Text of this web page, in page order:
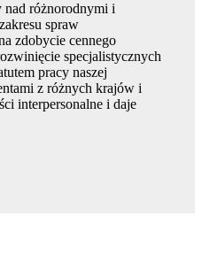
różnorodnymi i
spraw
zdobycie cennego
specjalistycznych
pracy naszej
z różnych krajów i
interpersonalne i daje